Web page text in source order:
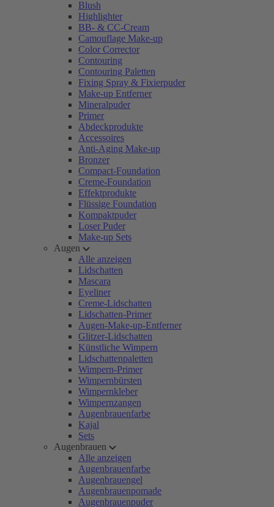
Blush
Highlighter
BB- & CC-Cream
Camouflage Make-up
Color Corrector
Contouring
Contouring Paletten
Fixing Spray & Fixierpuder
Make-up Entferner
Mineralpuder
Primer
Abdeckprodukte
Accessoires
Anti-Aging Make-up
Bronzer
Compact-Foundation
Creme-Foundation
Effektprodukte
Flüssige Foundation
Kompaktpuder
Loser Puder
Make-up Sets
Augen
Alle anzeigen
Lidschatten
Mascara
Eyeliner
Creme-Lidschatten
Lidschatten-Primer
Augen-Make-up-Entferner
Glitzer-Lidschatten
Künstliche Wimpern
Lidschattenpaletten
Wimpern-Primer
Wimpernbürsten
Wimpernkleber
Wimpernzangen
Augenbrauenfarbe
Kajal
Sets
Augenbrauen
Alle anzeigen
Augenbrauenfarbe
Augenbrauengel
Augenbrauenpomade
Augenbrauenpuder